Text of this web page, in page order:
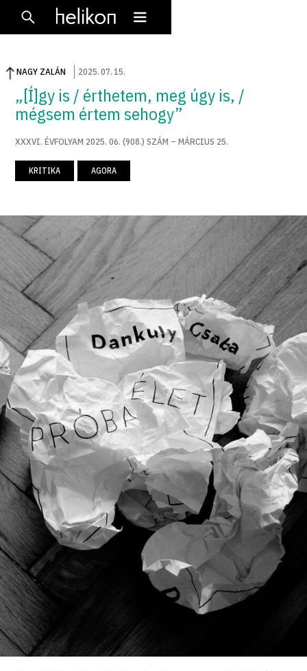
NAGY ZALÁN 2025.07. 15.
„[Í]gy is / érthetem, meg úgy is, /
mégsem értem sehogy”
XXXVI. ÉVFOLYAM 2025. 06. (908.) SZÁM – MÁRCIUS 25.
KRITIKA AGORA